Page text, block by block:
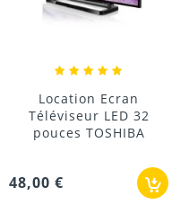
Location Ecran
Téléviseur LED 32
pouces TOSHIBA
48,00 €